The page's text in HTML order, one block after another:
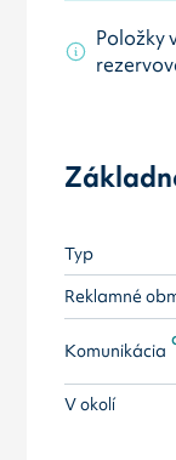
Položky
Typ
Reklamné
Komunikácia
V okolí